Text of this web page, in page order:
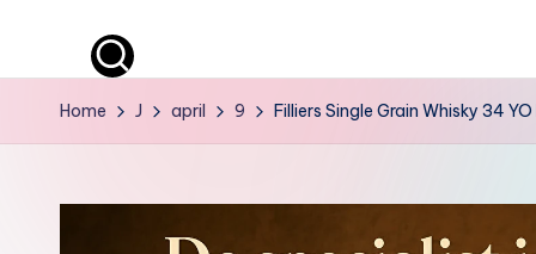
A
-
Home J april 9 Filliers Single Grain Whisky 34